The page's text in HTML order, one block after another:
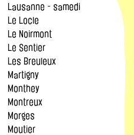
Lausanne - samedi
Le Locle
Le Noirmont
Le Sentier
Les Breuleux
Martigny
Monthey
Montreux
Morges
Moutier